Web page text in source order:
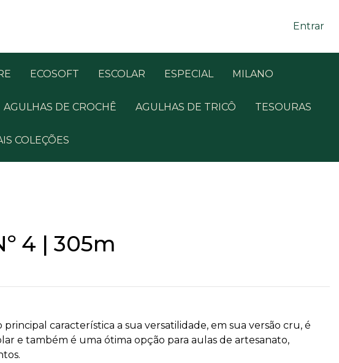
Entrar
ECOSOFT ESCOLAR ESPECIAL MILANO
AGULHAS DE CROCHÊ AGULHAS DE TRICÔ TESOURAS
COLEÇÕES
4 | 305m
característica a sua versatilidade, em sua versão cru, é
e também é uma ótima opção para aulas de artesanato,